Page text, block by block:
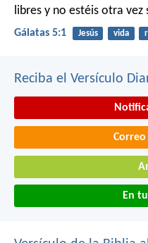
libres y no estéis otra
Gálatas 5:1 Jesús vida
Reciba el Versículo
En